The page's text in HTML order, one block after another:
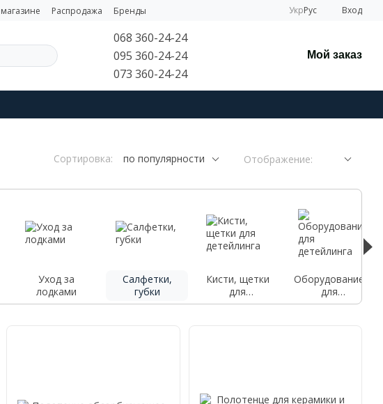
Распродажа Бренды УкрРус Вход
068 360-24-24
095 360-24-24
073 360-24-24
Мой заказ
Сортировка: по популярности Отображение:
Уход за
лодками
Салфетки,
губки
Кисти, щетки
для
детейлинга
Оборудование
для
детейлинга